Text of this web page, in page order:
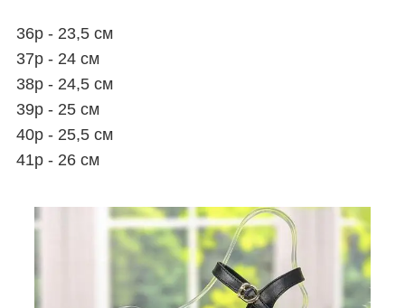
36р - 23,5 см
37р - 24 см
38р - 24,5 см
39р - 25 см
40р - 25,5 см
41р - 26 см